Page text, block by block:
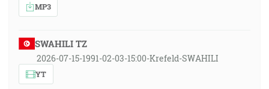
MP3
SWAHILI TZ
2026-07-15-1991-02-03-15:00-Krefeld-SWAHILI
YT